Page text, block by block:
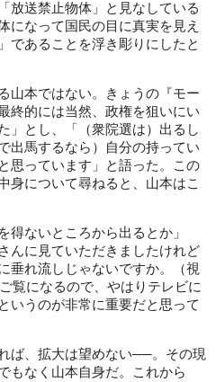
放送禁止物体」と見なしている
になって国民の目に真実を見え
であることを浮き彫りにしたと
山本ではない。きょうの『モー
終的には当然、政権を狙いにい
」とし、「（衆院選は）出るし
出馬するなら）自分の持ってい
思っています」と語った。この
身について尋ねると、山本はこ
得ないところから出るとか」
んに見ていただきましたけれど
垂れ流しじゃないですか。（視
覧になるので、やはりテレビに
いうのが非常に重要だと思って
ば、拡大は望めない──。その現
もなく山本自身だ。これから